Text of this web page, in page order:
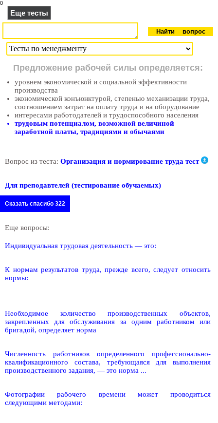
0
Еще тесты
Предложение рабочей силы определяется:
уровнем экономической и социальной эффективности
производства
экономической конъюнктурой, степенью механизации труда,
соотношением затрат на оплату труда и на оборудование
интересами работодателей и трудоспособного населения
трудовым потенциалом, возможной величиной
заработной платы, традициями и обычаями
Вопрос из теста: Организация и нормирование труда тест
Для преподавтелей (тестирование обучаемых)
Сказать спасибо 322
Еще вопросы:
Индивидуальная трудовая деятельность — это:
К нормам результатов труда, прежде всего, следует относить
нормы:
Необходимое количество производственных объектов,
закрепленных для обслуживания за одним работником или
бригадой, определяет норма
Численность работников определенного профессионально-
квалификационного состава, требующаяся для выполнения
производственного задания, — это норма ...
Фотографии рабочего времени может проводиться
следующими методами: